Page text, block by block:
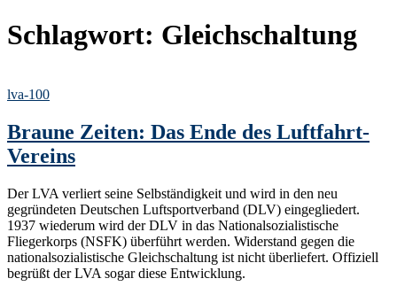
Schlagwort: Gleichschaltung
lva-100
Braune Zeiten: Das Ende des Luftfahrt-
Vereins
Der LVA verliert seine Selbständigkeit und wird in den neu
gegründeten Deutschen Luftsportverband (DLV) eingegliedert.
1937 wiederum wird der DLV in das Nationalsozialistische
Fliegerkorps (NSFK) überführt werden. Widerstand gegen die
nationalsozialistische Gleichschaltung ist nicht überliefert. Offiziell
begrüßt der LVA sogar diese Entwicklung.